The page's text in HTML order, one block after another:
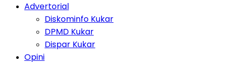
Advertorial
Diskominfo Kukar
DPMD Kukar
Dispar Kukar
Opini